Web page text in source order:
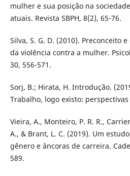
mulher e sua posição na
atuais. Revista SBPH, 8(2), 65-76.
Silva, S. G. D. (2010). Preconceito
da violência contra a mulher.
30, 556-571.
Sorj, B.; Hirata, H. Introdução.
Trabalho, logo existo:
Vieira, A., Monteiro, P. R. R.,
A., & Brant, L. C. (2019). Um
gênero e âncoras de carreira.
589.